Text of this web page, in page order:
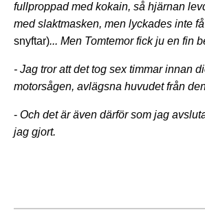
fullproppad med kokain, så hjärnan
med slaktmasken, men lyckades inte
snyftar)... Men Tomtemor fick ju en fin
- Jag tror att det tog sex timmar innan
motorsågen, avlägsna huvudet från
- Och det är även därför som jag
jag gjort.